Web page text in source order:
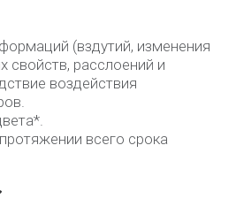
(вздутий, изменения
свойств, расслоений и
воздействия
всего срока